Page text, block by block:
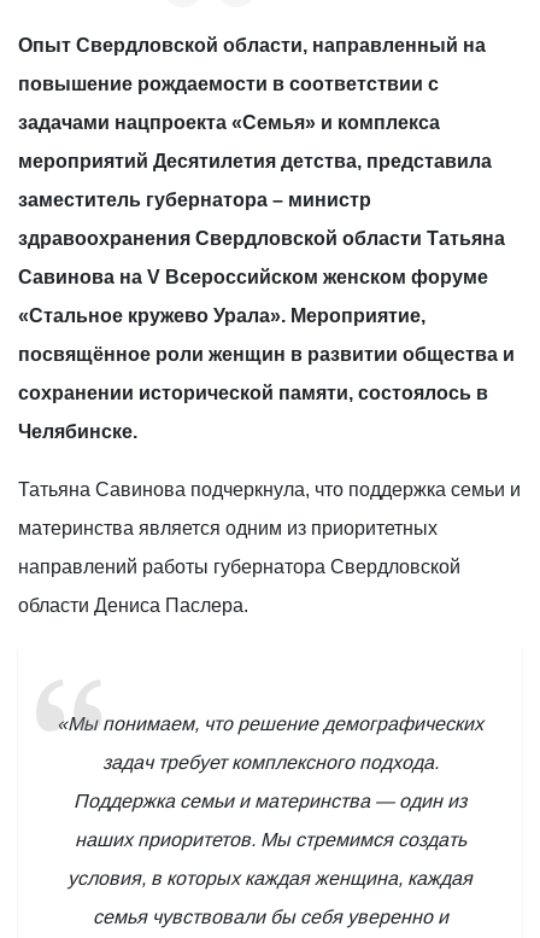
Опыт Свердловской области, направленный на
повышение рождаемости в соответствии с
задачами нацпроекта «Семья» и комплекса
мероприятий Десятилетия детства, представила
заместитель губернатора – министр
здравоохранения Свердловской области Татьяна
Савинова на V Всероссийском женском форуме
«Стальное кружево Урала». Мероприятие,
посвящённое роли женщин в развитии общества и
сохранении исторической памяти, состоялось в
Челябинске.
Татьяна Савинова подчеркнула, что поддержка семьи и
материнства является одним из приоритетных
направлений работы губернатора Свердловской
области Дениса Паслера.
«Мы понимаем, что решение демографических
задач требует комплексного подхода.
Поддержка семьи и материнства — один из
наших приоритетов. Мы стремимся создать
условия, в которых каждая женщина, каждая
семья чувствовали бы себя уверенно и